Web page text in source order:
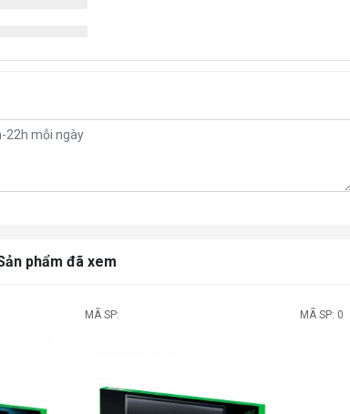
phẩm đã xem
MÃ SP: MÃ SP: 0